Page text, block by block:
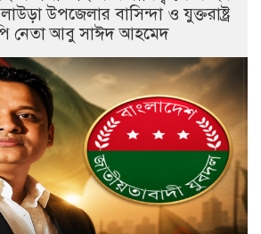
উপজেলার বাসিন্দা ও যুক্তরাষ্ট্র
নেতা আবু সাঈদ আহমেদ